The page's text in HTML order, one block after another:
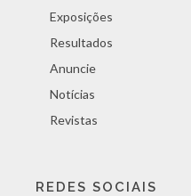
Exposições
Resultados
Anuncie
Notícias
Revistas
REDES SOCIAIS